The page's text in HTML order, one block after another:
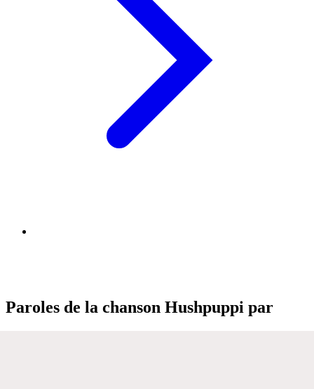
Paroles de la chanson Hushpuppi par